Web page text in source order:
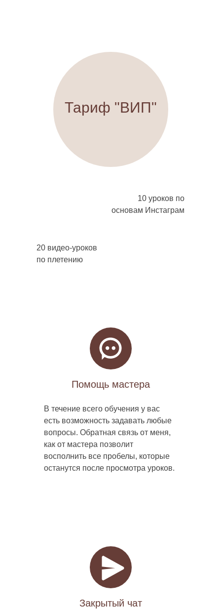
Тариф "ВИП"
20 видео-уроков
по плетению
10 уроков по
основам Инстаграм
Помощь мастера
В течение всего обучения у вас
есть возможность задавать любые
вопросы. Обратная связь от меня,
как от мастера позволит
восполнить все пробелы, которые
останутся после просмотра уроков.
Закрытый чат